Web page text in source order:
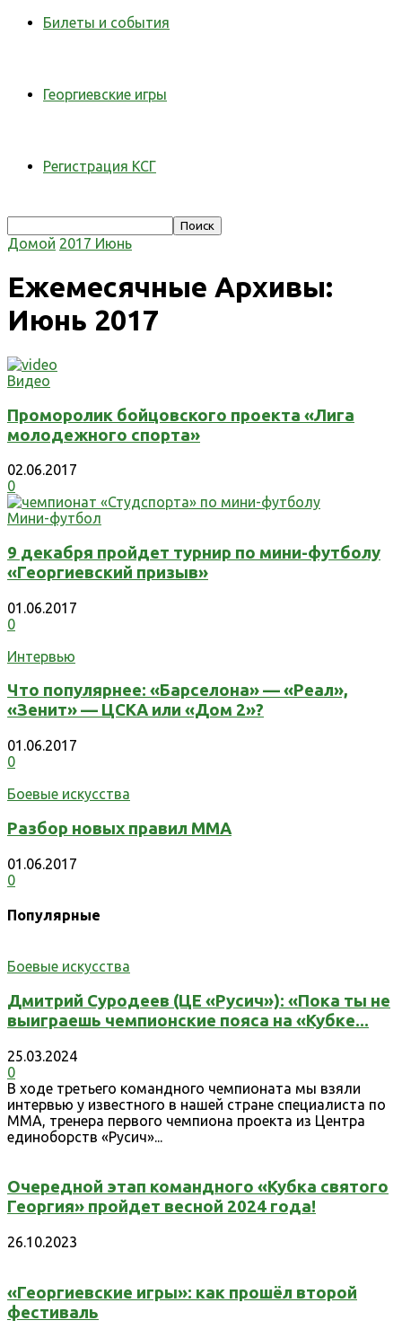
Билеты и события
Георгиевские игры
Регистрация КСГ
Домой 2017 Июнь
Ежемесячные Архивы:
Июнь 2017
Видео
Проморолик бойцовского проекта «Лига
молодежного спорта»
02.06.2017
0
Мини-футбол
9 декабря пройдет турнир по мини-футболу
«Георгиевский призыв»
01.06.2017
0
Интервью
Что популярнее: «Барселона» — «Реал»,
«Зенит» — ЦСКА или «Дом 2»?
01.06.2017
0
Боевые искусства
Разбор новых правил ММА
01.06.2017
0
Популярные
Боевые искусства
Дмитрий Суродеев (ЦЕ «Русич»): «Пока ты не
выиграешь чемпионские пояса на «Кубке...
25.03.2024
0
В ходе третьего командного чемпионата мы взяли
интервью у известного в нашей стране специалиста по
ММА, тренера первого чемпиона проекта из Центра
единоборств «Русич»...
Очередной этап командного «Кубка святого
Георгия» пройдет весной 2024 года!
26.10.2023
«Георгиевские игры»: как прошёл второй
фестиваль